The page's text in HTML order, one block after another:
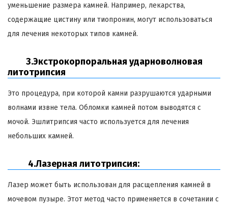
уменьшение размера камней. Например, лекарства,
содержащие цистину или тиопронин, могут использоваться
для лечения некоторых типов камней.
3.Экстрокорпоральная ударноволновая
литотрипсия
Это процедура, при которой камни разрушаются ударными
волнами извне тела. Обломки камней потом выводятся с
мочой. Эшлитрипсия часто используется для лечения
небольших камней.
4.Лазерная литотрипсия:
Лазер может быть использован для расщепления камней в
мочевом пузыре. Этот метод часто применяется в сочетании с